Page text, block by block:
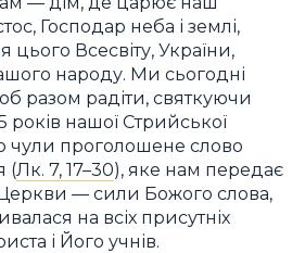
Господар неба і землі,
цього Всесвіту, України,
народу. Ми сьогодні
разом радіти, святкуючи
нашої Стрийської
чули проголошене слово
(Лк. 7, 17–30), яке нам передає
Церкви — сили Божого слова,
на всіх присутніх
і Його учнів.